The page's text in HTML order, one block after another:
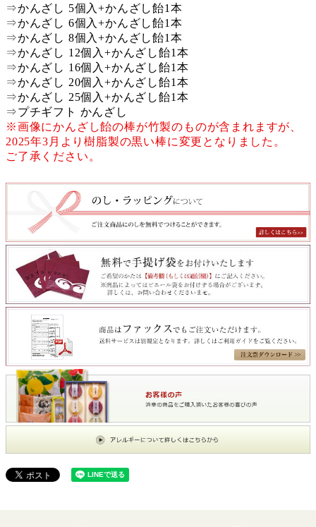
⇒かんざし 5個入+かんざし飴1本
⇒かんざし 6個入+かんざし飴1本
⇒かんざし 8個入+かんざし飴1本
⇒かんざし 12個入+かんざし飴1本
⇒かんざし 16個入+かんざし飴1本
⇒かんざし 20個入+かんざし飴1本
⇒かんざし 25個入+かんざし飴1本
⇒プチギフト かんざし
※画像にかんざし飴の棒が竹製のものが含まれますが、
2025年3月より樹脂製の黒い棒に変更となりました。
ご了承ください。